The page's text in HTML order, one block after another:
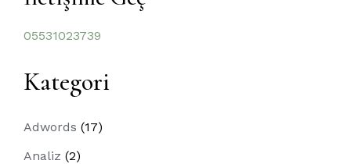
05531023739
Kategori
Adwords (17)
Analiz (2)